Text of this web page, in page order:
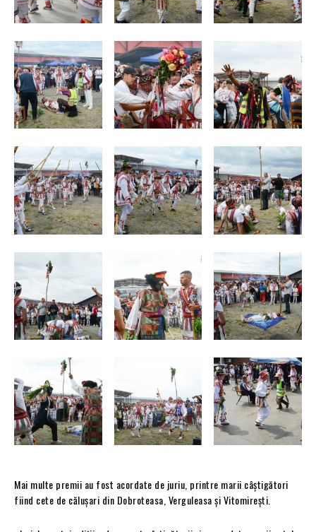
Mai multe premii au fost acordate de juriu, printre marii câștigători
fiind cete de călușari din Dobroteasa, Verguleasa și Vitomirești.